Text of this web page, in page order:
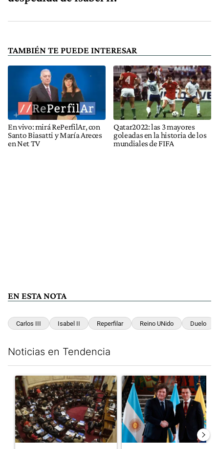
TAMBIÉN TE PUEDE INTERESAR
En vivo: mirá RePerfilAr, con
Santo Biasatti y María Areces
en Net TV
Qatar2022: las 3 mayores
goleadas en la historia de los
mundiales de FIFA
EN ESTA NOTA
Carlos III Isabel II Reperfilar Reino UNido Duelo
Noticias en Tendencia
Un artículo de tendencia con el título "El Senado dio media
Un artículo de tendencia con